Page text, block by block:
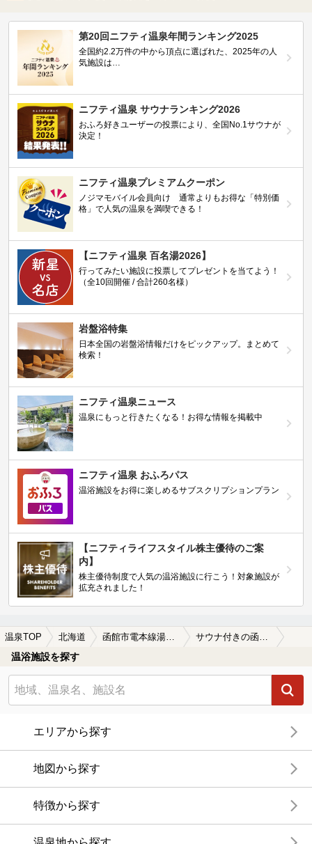
第20回ニフティ温泉年間ランキング2025
全国約2.2万件の中から頂点に選ばれた、2025年の人
気施設は…
ニフティ温泉 サウナランキング2026
おふろ好きユーザーの投票により、全国No.1サウナが
決定！
ニフティ温泉プレミアムクーポン
ノジマモバイル会員向け 通常よりもお得な「特別価
格」で人気の温泉を満喫できる！
【ニフティ温泉 百名湯2026】
行ってみたい施設に投票してプレゼントを当てよう！
（全10回開催 / 合計260名様）
岩盤浴特集
日本全国の岩盤浴情報だけをピックアップ。まとめて
検索！
ニフティ温泉ニュース
温泉にもっと行きたくなる！お得な情報を掲載中
ニフティ温泉 おふろパス
温浴施設をお得に楽しめるサブスクリプションプラン
【ニフティライフスタイル株主優待のご案
内】
株主優待制度で人気の温浴施設に行こう！対象施設が
拡充されました！
温泉TOP 北海道
温浴施設を探す
エリアから探す
地図から探す
特徴から探す